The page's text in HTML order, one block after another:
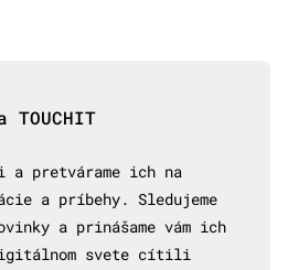
TOUCHIT
a pretvárame ich na
a príbehy. Sledujeme
a prinášame vám ich
svete cítili